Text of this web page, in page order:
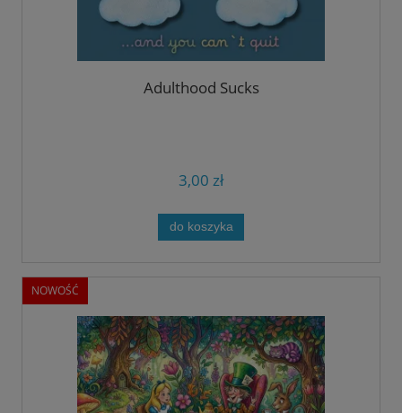
Adulthood Sucks
3,00 zł
do koszyka
NOWOŚĆ